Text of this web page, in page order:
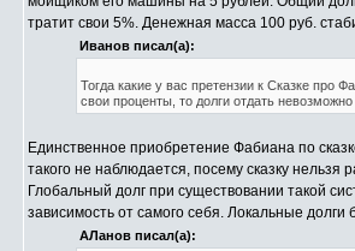
тратит свои 5%. Денежная масса 100 руб.
Иванов писал(а):
Тогда какие у вас претензии к Сказке про
свои проценты, то долги отдать
Единственное приобретение Фабиана по
такого не наблюдается, посему сказку
Глобальный долг при существовании такой
зависимость от самого себя. Локальные
АЛанов писал(а):